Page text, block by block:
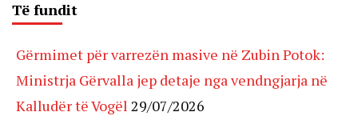
Të fundit
Gërmimet për varrezën masive në Zubin Potok:
Ministrja Gërvalla jep detaje nga vendngjarja në
Kalludër të Vogël 29/07/2026